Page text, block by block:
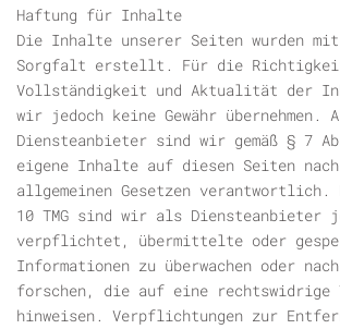
Haftung für Inhalte
Die Inhalte unserer Seiten wurden
Sorgfalt erstellt. Für die
Vollständigkeit und Aktualität der
wir jedoch keine Gewähr übernehmen.
Diensteanbieter sind wir gemäß § 7
eigene Inhalte auf diesen Seiten
allgemeinen Gesetzen verantwortlich.
10 TMG sind wir als Diensteanbieter
verpflichtet, übermittelte oder
Informationen zu überwachen oder nach
forschen, die auf eine rechtswidrige
hinweisen. Verpflichtungen zur